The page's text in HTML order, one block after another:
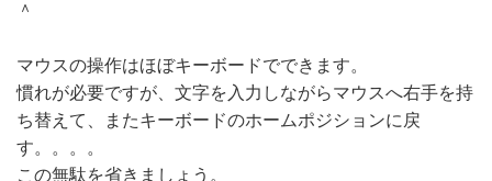
＾
マウスの操作はほぼキーボードでできます。
慣れが必要ですが、文字を入力しながらマウスへ右手を持
ち替えて、またキーボードのホームポジションに戻
す。。。。
この無駄を省きましょう。